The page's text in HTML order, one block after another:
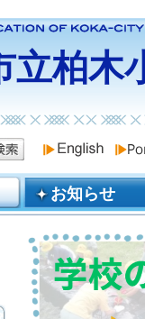
立柏木
お知らせ